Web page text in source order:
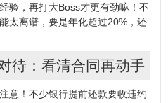
验，再打大Boss才更有劲嘛！不
太离谱，要是年化超过20%，还
待：看清合同再动手
意！不少银行提前还款要收违约